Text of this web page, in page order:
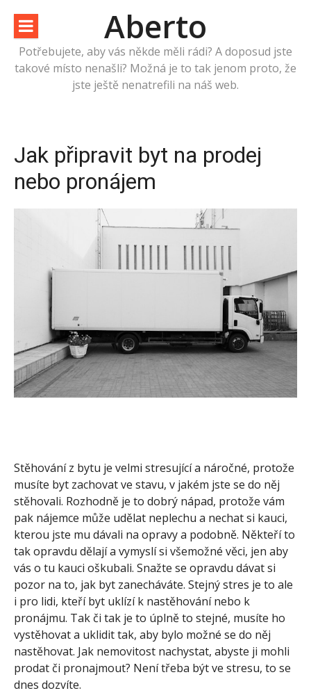
obsah
Aberto
Potřebujete, aby vás někde měli rádi? A doposud jste
takové místo nenašli? Možná je to tak jenom proto, že
jste ještě nenatrefili na náš web.
Jak připravit byt na prodej
nebo pronájem
Stěhování z bytu je velmi stresující a náročné, protože
musíte byt zachovat ve stavu, v jakém jste se do něj
stěhovali. Rozhodně je to dobrý nápad, protože vám
pak nájemce může udělat neplechu a nechat si kauci,
kterou jste mu dávali na opravy a podobně. Někteří to
tak opravdu dělají a vymyslí si všemožné věci, jen aby
vás o tu kauci oškubali. Snažte se opravdu dávat si
pozor na to, jak byt zanecháváte. Stejný stres je to ale
i pro lidi, kteří byt uklízí k nastěhování nebo k
pronájmu. Tak či tak je to úplně to stejné, musíte ho
vystěhovat a uklidit tak, aby bylo možné se do něj
nastěhovat. Jak nemovitost nachystat, abyste ji mohli
prodat či pronajmout? Není třeba být ve stresu, to se
dnes dozvíte.